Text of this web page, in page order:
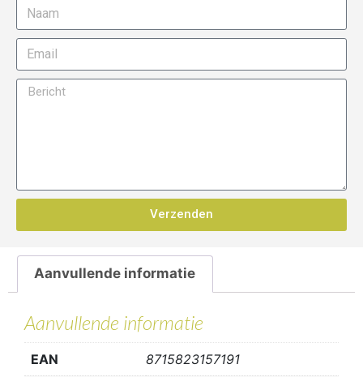
Verzenden
Aanvullende informatie
Aanvullende informatie
EAN 8715823157191